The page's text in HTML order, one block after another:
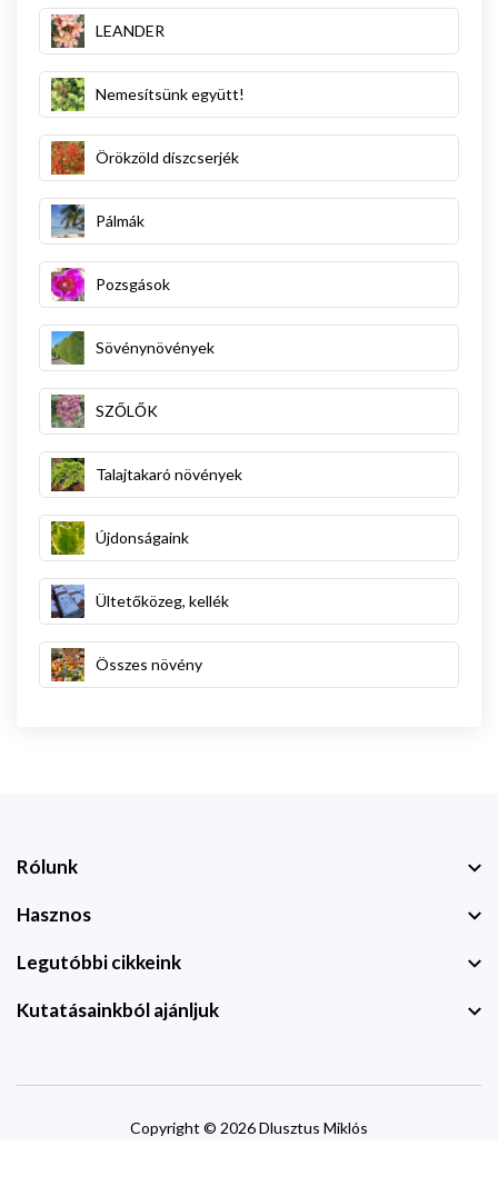
LEANDER
Nemesítsünk együtt!
Örökzöld díszcserjék
Pálmák
Pozsgások
Sövénynövények
SZŐLŐK
Talajtakaró növények
Újdonságaink
Ültetőközeg, kellék
Összes növény
Rólunk
Hasznos
Legutóbbi cikkeink
Kutatásainkból ajánljuk
Copyright © 2026 Dlusztus Miklós